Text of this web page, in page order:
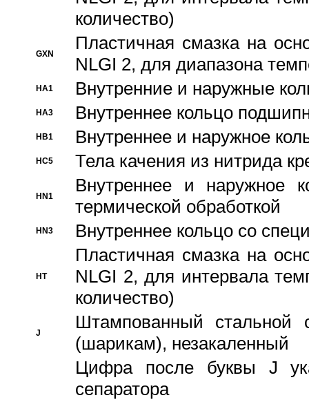
количество)
GXN
Пластичная смазка на
NLGI 2, для диапазона
HA1 Внутренние и наружные
HA3 Bнутреннее кольцо
HB1 Bнутреннее и наружное
HC5 Тела качения из нитрида
HN1
Bнутреннее и наружное
термической обработкой
HN3 Внутреннее кольцо со
HT
Пластичная смазка на
NLGI 2, для интервала
количество)
J
Штампованный стальной
(шарикам), незакаленный
Цифра после буквы J
сепаратора